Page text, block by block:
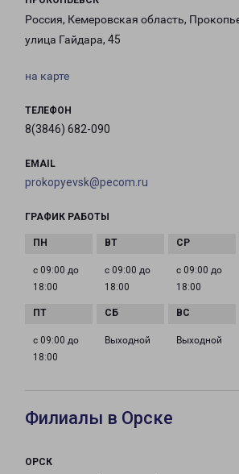
Россия, Кемеровская область,
улица Гайдара, 45
на карте
ТЕЛЕФОН
8(3846) 682-090
EMAIL
prokopyevsk@pecom.ru
ГРАФИК РАБОТЫ
с 09:00 до
18:00
с 09:00 до
18:00
с 09:00 до
18:00
с 09:00 до
18:00
Выходной Выходной
Филиалы в Орске
ОРСК